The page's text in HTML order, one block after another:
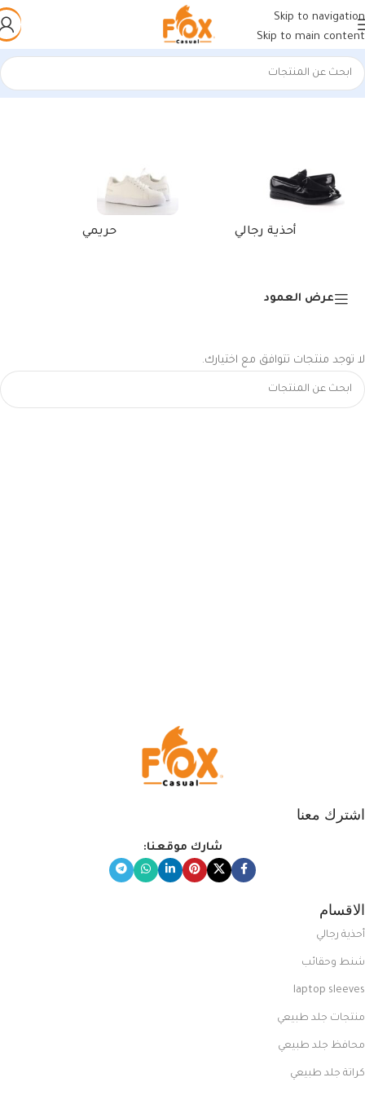
Skip to navigation
Skip to main content
الرئيسية/منتجات تحت الوسم “كوتشيات 2022”
أحذية رجالي حريمي
عرض العمود
لا توجد منتجات تتوافق مع اختيارك.
اشترك معنا
شارك موقعنا:
الاقسام
أحذية رجالي
شنط وحقائب
laptop sleeves
منتجات جلد طبيعي
محافظ جلد طبيعي
كراتة جلد طبيعي